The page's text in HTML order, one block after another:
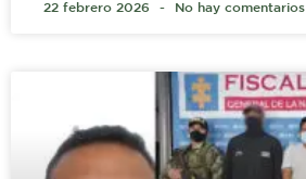
22 febrero 2026 No hay comentarios